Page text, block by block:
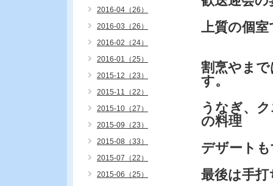
上質の個
割烹やま
す。
うなぎ、
の料理
デザート
最後は手
2016-04（26）
2016-03（26）
2016-02（24）
2016-01（25）
2015-12（23）
2015-11（22）
2015-10（27）
2015-09（23）
2015-08（33）
2015-07（22）
2015-06（25）